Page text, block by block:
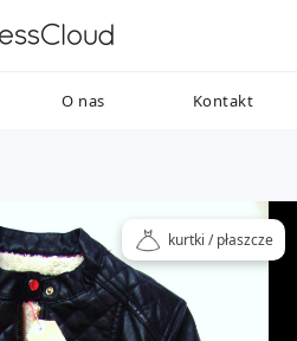
O nas Kontakt
kurtki / płaszcze